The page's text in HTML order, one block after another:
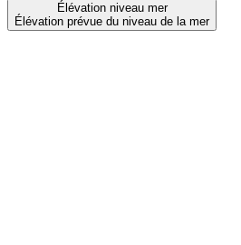
Élévation niveau mer
Élévation prévue du niveau de la mer